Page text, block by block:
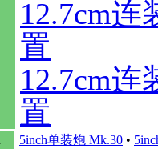
12.7cm
置
12.7cm
置
5inch单装炮 Mk.30 •